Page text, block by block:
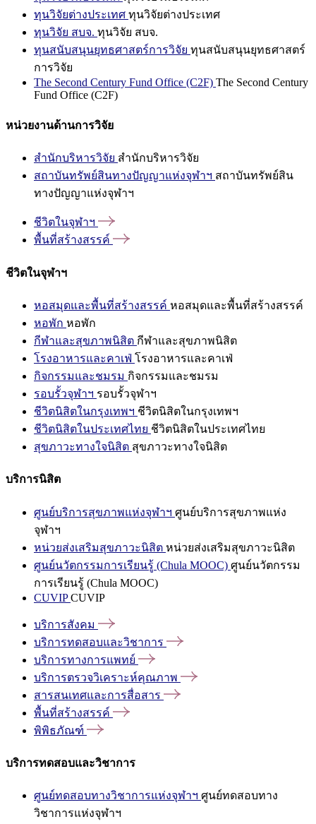
ทุนวิจัยต่างประเทศ ทุนวิจัยต่างประเทศ
ทุนวิจัย สบจ. ทุนวิจัย สบจ.
ทุนสนับสนุนยุทธศาสตร์การวิจัย ทุนสนับสนุนยุทธศาสตร์
การวิจัย
The Second Century Fund Office (C2F) The Second Century
Fund Office (C2F)
หน่วยงานด้านการวิจัย
สำนักบริหารวิจัย สำนักบริหารวิจัย
สถาบันทรัพย์สินทางปัญญาแห่งจุฬาฯ สถาบันทรัพย์สิน
ทางปัญญาแห่งจุฬาฯ
ชีวิตในจุฬาฯ
พื้นที่สร้างสรรค์
ชีวิตในจุฬาฯ
หอสมุดและพื้นที่สร้างสรรค์ หอสมุดและพื้นที่สร้างสรรค์
หอพัก หอพัก
กีฬาและสุขภาพนิสิต กีฬาและสุขภาพนิสิต
โรงอาหารและคาเฟ่ โรงอาหารและคาเฟ่
กิจกรรมและชมรม กิจกรรมและชมรม
รอบรั้วจุฬาฯ รอบรั้วจุฬาฯ
ชีวิตนิสิตในกรุงเทพฯ ชีวิตนิสิตในกรุงเทพฯ
ชีวิตนิสิตในประเทศไทย ชีวิตนิสิตในประเทศไทย
สุขภาวะทางใจนิสิต สุขภาวะทางใจนิสิต
บริการนิสิต
ศูนย์บริการสุขภาพแห่งจุฬาฯ ศูนย์บริการสุขภาพแห่ง
จุฬาฯ
หน่วยส่งเสริมสุขภาวะนิสิต หน่วยส่งเสริมสุขภาวะนิสิต
ศูนย์นวัตกรรมการเรียนรู้ (Chula MOOC) ศูนย์นวัตกรรม
การเรียนรู้ (Chula MOOC)
CUVIPCUVIP
บริการสังคม
บริการทดสอบและวิชาการ
บริการทางการแพทย์
บริการตรวจวิเคราะห์คุณภาพ
สารสนเทศและการสื่อสาร
พื้นที่สร้างสรรค์
พิพิธภัณฑ์
บริการทดสอบและวิชาการ
ศูนย์ทดสอบทางวิชาการแห่งจุฬาฯ ศูนย์ทดสอบทาง
วิชาการแห่งจุฬาฯ